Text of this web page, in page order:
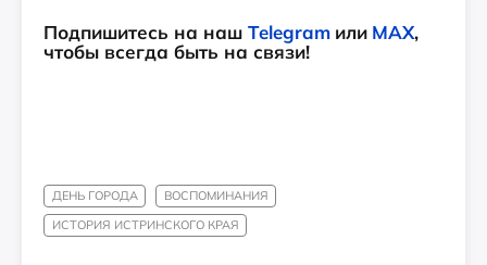
Подпишитесь на наш Telegram или MAX,
чтобы всегда быть на связи!
ДЕНЬ ГОРОДА
ВОСПОМИНАНИЯ
ИСТОРИЯ ИСТРИНСКОГО КРАЯ